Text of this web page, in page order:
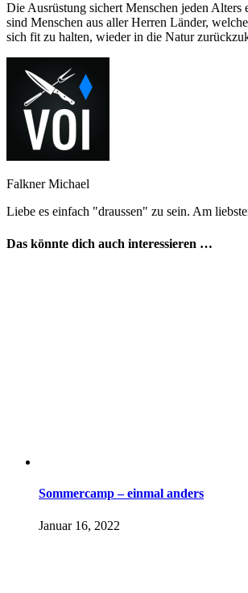
Die Ausrüstung sichert Menschen jeden Alters
sind Menschen aus aller Herren Länder,
sich fit zu halten, wieder in die Natur
Falkner Michael
Liebe es einfach "draussen" zu sein. Am
Das könnte dich auch interessieren …
Sommercamp – einmal anders
Januar 16, 2022